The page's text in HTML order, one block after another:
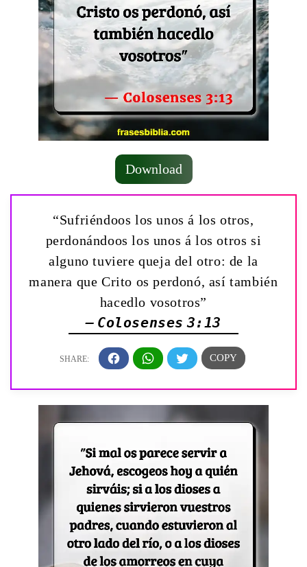
Download
“Sufriéndoos los unos á los otros,
perdonándoos los unos á los otros si
alguno tuviere queja del otro: de la
manera que Crito os perdonó, así también
hacedlo vosotros”
— Colosenses 3:13